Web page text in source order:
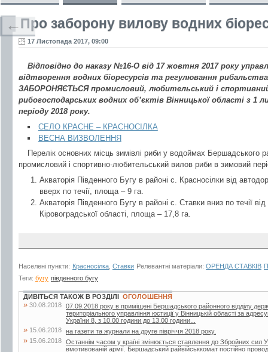
Про заборону вилову водних
17 Листопада 2017, 09:00
Відповідно до наказу №16-О від 17 жовтня 2017 року
відтворення водних біоресурсів та регулювання
ЗАБОРОНЯЄТЬСЯ промисловий, любительський і
рибогосподарських водних об’єктів Вінницької області з 1
періоду 2018 року.
СЕЛО КРАСНЕ – КРАСНОСІЛКА
ВЕСНА ВИЗВОЛЕННЯ
Перелік основних місць зимівлі риби у водоймах Бершадського
промисловий і спортивно-любительський вилов риби в зимовий
Акваторія Південного Бугу в районі с. Красносілки від
вверх по течії, площа – 9 га.
Акваторія Південного Бугу в районі с. Ставки вниз по течії
Кіровоградської області, площа – 17,8 га.
Населені пункти: Красносілка Ставки Релевантні матеріали: ОРЕНДА СТАВКІВ
Теги: бугу південного бугу
←
ДИВІТЬСЯ ТАКОЖ В РОЗДІЛІ ОГОЛОШЕННЯ
» 30.08.2018 07.09.2018 року в приміщені Бершадського районного відділу
територіального управління юстиції у Вінницькій області за
України 8, з 10.00 години до 13.00 години...
» 15.06.2018 на газети та журнали на друге півріччя 2018 року.
» 15.06.2018 Останнім часом у країні змінюється ставлення до Збройних сил
вмотивованій армії. Бершадський райвійськкомат постійно